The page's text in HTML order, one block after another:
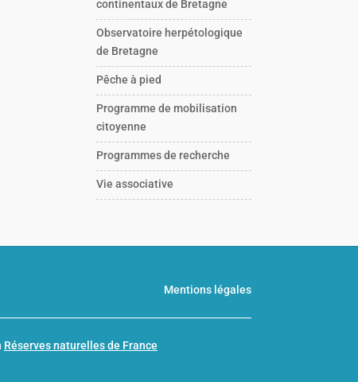
continentaux de Bretagne
Observatoire herpétologique
de Bretagne
Pêche à pied
Programme de mobilisation
citoyenne
Programmes de recherche
Vie associative
Mentions légales
Réserves naturelles de France